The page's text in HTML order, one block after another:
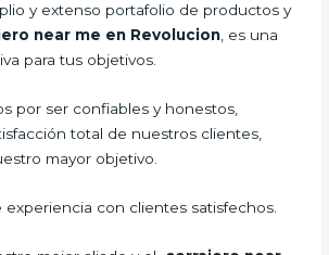
y extenso portafolio de productos y
near me en Revolucion , es una
para tus objetivos.
por ser confiables y honestos,
total de nuestros clientes,
mayor objetivo.
experiencia con clientes satisfechos.